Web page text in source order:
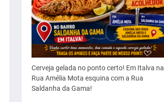
Cerveja gelada no ponto certo! Em Italva na
Rua Amélia Mota esquina com a Rua
Saldanha da Gama!